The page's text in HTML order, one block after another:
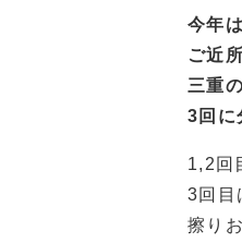
今年
ご近
三重
3回に
1,2回
3回目
擦り